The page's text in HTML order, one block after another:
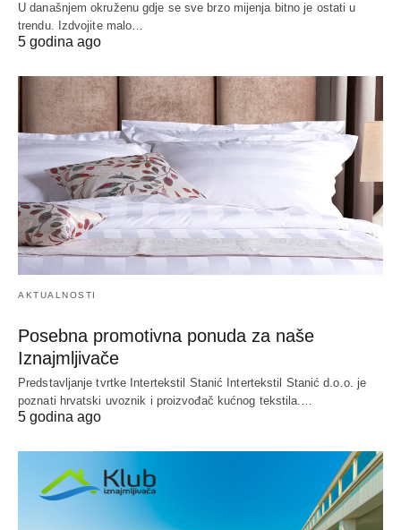
U današnjem okruženu gdje se sve brzo mijenja bitno je ostati u
trendu. Izdvojite malo…
5 godina ago
AKTUALNOSTI
Posebna promotivna ponuda za naše
Iznajmljivače
Predstavljanje tvrtke Intertekstil Stanić Intertekstil Stanić d.o.o. je
poznati hrvatski uvoznik i proizvođač kućnog tekstila.…
5 godina ago